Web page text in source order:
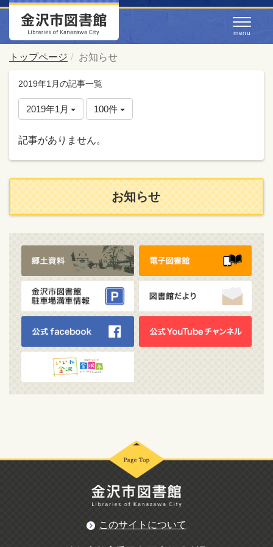
トップページ お知らせ
2019年1月の記事一覧
2019年1月 100件
記事がありません。
お知らせ
このサイトについて